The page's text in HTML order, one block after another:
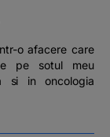
o afacere care
pe sotul meu
si in oncologia